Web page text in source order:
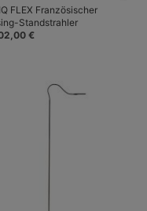
FLEX Französischer
Standstrahler
€